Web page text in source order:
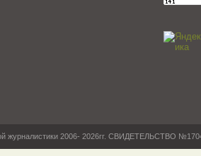
журналистики 2006- 2026гг. СВИДЕТЕЛЬСТВО